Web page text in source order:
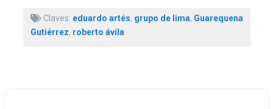
Claves: eduardo artés, grupo de lima, Guarequena
Gutiérrez, roberto ávila